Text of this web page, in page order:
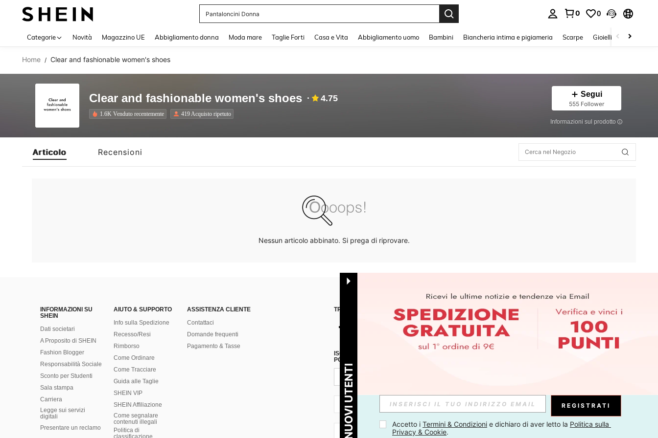
Pantaloncini Donna
0 0
Categorie Novità Magazzino UE Abbigliamento donna Moda mare Taglie Forti Casa e Vita Abbigliamento uomo Bambini Biancheria intima e pigiameria Scarpe Gioielli E Accessori
Home / Clear and fashionable women's shoes
Clear and fashionable women's shoes 4.75
1.6K Venduto recentemente 419 Acquisto ripetuto
Segui
555 Follower
Informazioni sul prodotto
Articolo Recensioni
Nessun articolo abbinato. Si prega di riprovare.
INFORMAZIONI SU
SHEIN
Dati societari
A Proposito di SHEIN
Fashion Blogger
Responsabilità Sociale
Sconto per Studenti
Sala stampa
Carriera
Legge sui servizi
digitali
Presentare un reclamo
AIUTO & SUPPORTO
Info sulla Spedizione
Recesso/Resi
Rimborso
Come Ordinare
Come Tracciare
Guida alle Taglie
SHEIN VIP
SHEIN Affiliazione
Come segnalare
contenuti illegali
Politica di
classificazione
ASSISTENZA CLIENTE
Contattaci
Domande frequenti
Pagamento & Tasse
TROVACI SU APP
ISCRIVITI ALLA NOSTRA NEWSLETTER PER SCOPRIRE LE ULTIME TENDENZE IN ANTEPRIMA! (È
POSSIBILE ANNULLARE LA SOTTOSCRIZIONE IN QUALSIASI MOMENTO).
IT + 39 Abbonati
IT + 39
PER I NUOVI UTENTI REGISTRATI
Accetto i Termini & Condizioni e dichiaro di aver letto la Politica sulla
Privacy & Cookie.